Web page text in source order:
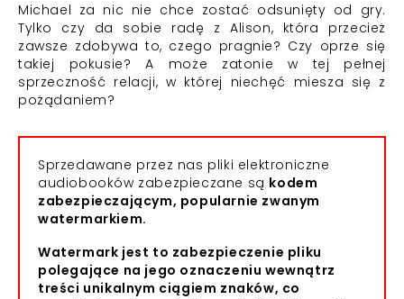
Michael za nic nie chce zostać odsunięty od gry.
Tylko czy da sobie radę z Alison, która przecież
zawsze zdobywa to, czego pragnie? Czy oprze się
takiej pokusie? A może zatonie w tej pełnej
sprzeczność relacji, w której niechęć miesza się z
pożądaniem?
Sprzedawane przez nas pliki elektroniczne
audiobooków zabezpieczane są kodem
zabezpieczającym, popularnie zwanym
watermarkiem.
Watermark jest to zabezpieczenie pliku
polegające na jego oznaczeniu wewnątrz
treści unikalnym ciągiem znaków, co